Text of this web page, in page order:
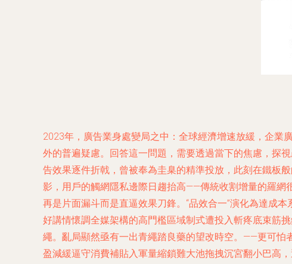
2023年，廣告業身處變局之中：全球經濟增速放緩，企業
外的普遍疑慮。回答這一問題，需要透過當下的焦慮，探
告效果逐件折戟，曾被奉為圭臬的精準投放，此刻在鐵板
影，用戶的觸網隱私邊際日趨抬高——傳統收割增量的羅網
再是片面漏斗而是直逼效果刀鋒。“品效合一”演化為達成
好講情懷調全媒架構的高門檻區域制式遭投入斬疼底束筋
繩。亂局顯然亟有一出青繩踏良藥的望改時空。——更可怕
盈減緩逼守消費補貼入軍量縮鎖難大池拖拽沉宮翻小巴高